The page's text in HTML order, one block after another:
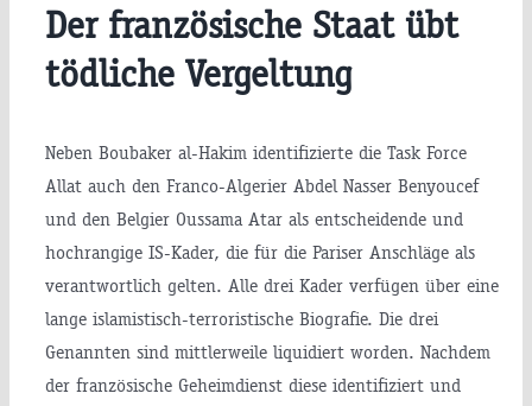
Der französische Staat übt
tödliche Vergeltung
Neben Boubaker al-Hakim identifizierte die Task Force
Allat auch den Franco-Algerier Abdel Nasser Benyoucef
und den Belgier Oussama Atar als entscheidende und
hochrangige IS-Kader, die für die Pariser Anschläge als
verantwortlich gelten. Alle drei Kader verfügen über eine
lange islamistisch-terroristische Biografie. Die drei
Genannten sind mittlerweile liquidiert worden. Nachdem
der französische Geheimdienst diese identifiziert und